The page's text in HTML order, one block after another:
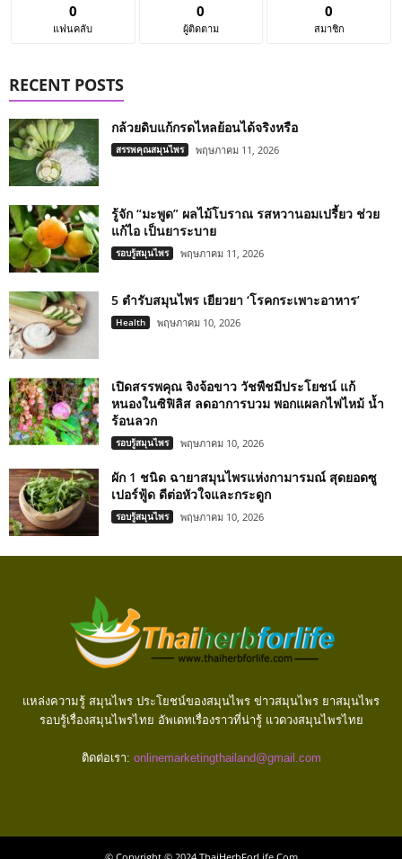
0
แฟนคลับ
0
ผู้ติดตาม
0
สมาชิก
RECENT POSTS
กล้วยดิบแก้กรดไหลย้อนได้จริงหรือ
สรรพคุณสมุนไพร พฤษภาคม 11, 2026
รู้จัก “มะพูด” ผลไม้โบราณ รสหวานอมเปรี้ยว ช่วย
แก้ไอ เป็นยาระบาย
รอบรู้สมุนไพร พฤษภาคม 11, 2026
5 ตำรับสมุนไพร เยียวยา ‘โรคกระเพาะอาหาร’
Health พฤษภาคม 10, 2026
เปิดสรรพคุณ จิงจ้อขาว วัชพืชมีประโยชน์ แก้
หนองในซิฟิลิส ลดอาการบวม พอกแผลกไฟไหม้ น้ำ
ร้อนลวก
รอบรู้สมุนไพร พฤษภาคม 10, 2026
ผัก 1 ชนิด ฉายาสมุนไพรแห่งกามารมณ์ สุดยอดซู
เปอร์ฟู้ด ดีต่อหัวใจและกระดูก
รอบรู้สมุนไพร พฤษภาคม 10, 2026
แหล่งความรู้ สมุนไพร ประโยชน์ของสมุนไพร ข่าวสมุนไพร ยาสมุนไพร
รอบรู้เรื่องสมุนไพรไทย อัพเดทเรื่องราวที่น่ารู้ แวดวงสมุนไพรไทย
ติดต่อเรา: onlinemarketingthailand@gmail.com